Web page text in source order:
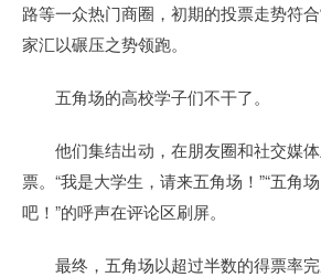
路等一众热门商圈，初期的投票走势符
家汇以碾压之势领跑。
五角场的高校学子们不干了。
他们集结出动，在朋友圈和社交媒体
票。“我是大学生，请来五角场！”“五角
吧！”的呼声在评论区刷屏。
最终，五角场以超过半数的得票率完